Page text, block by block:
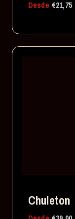
Desde €21,75
Chuleton